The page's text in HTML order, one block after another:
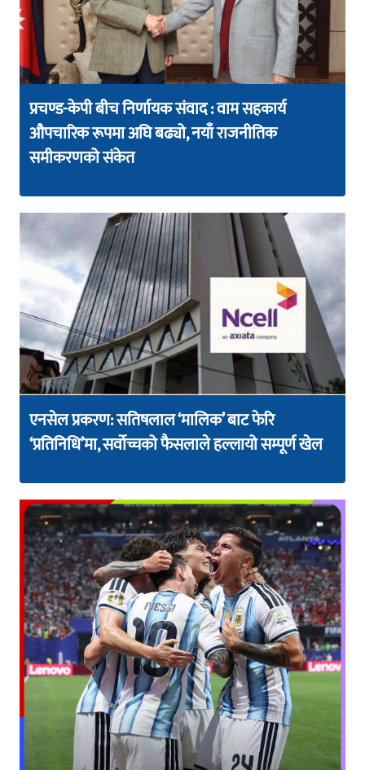
प्रचण्ड-केपी बीच निर्णायक संवाद : वाम सहकार्य
औपचारिक रूपमा अघि बढ्यो, नयाँ राजनीतिक
समीकरणको संकेत
एनसेल प्रकरण: सतिषलाल ‘मालिक’ बाट फेरि
‘प्रतिनिधि’मा, सर्वोच्चको फैसलाले हल्लायो सम्पूर्ण खेल